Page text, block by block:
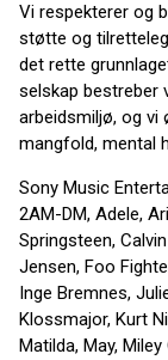
Vi respekterer og
støtte og
det rette
selskap bestreber
arbeidsmiljø, og vi
mangfold, mental
Sony Music
2AM-DM, Adele,
Springsteen,
Jensen, Foo
Inge Bremnes,
Klossmajor, Kurt
Matilda, May,